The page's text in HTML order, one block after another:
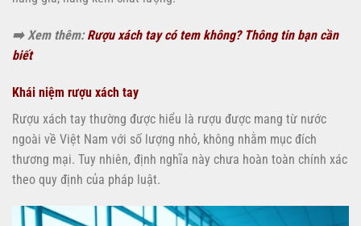
➡️ Xem thêm:Rượu xách tay có tem không? Thông tin bạn cần
biết
Khái niệm rượu xách tay
Rượu xách tay thường được hiểu là rượu được mang từ nước
ngoài về Việt Nam với số lượng nhỏ, không nhằm mục đích
thương mại. Tuy nhiên, định nghĩa này chưa hoàn toàn chính xác
theo quy định của pháp luật.